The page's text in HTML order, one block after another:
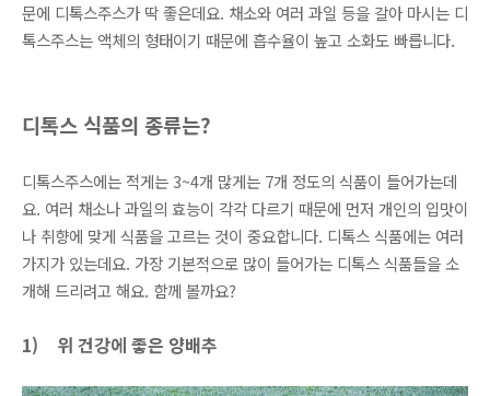
문에 디톡스주스가 딱 좋은데요. 채소와 여러 과일 등을 갈아 마시는 디
톡스주스는 액체의 형태이기 때문에 흡수율이 높고 소화도 빠릅니다.
디톡스 식품의 종류는?
디톡스주스에는 적게는 3~4개 많게는 7개 정도의 식품이 들어가는데
요. 여러 채소나 과일의 효능이 각각 다르기 때문에 먼저 개인의 입맛이
나 취향에 맞게 식품을 고르는 것이 중요합니다. 디톡스 식품에는 여러
가지가 있는데요. 가장 기본적으로 많이 들어가는 디톡스 식품들을 소
개해 드리려고 해요. 함께 볼까요?
1) 위 건강에 좋은 양배추